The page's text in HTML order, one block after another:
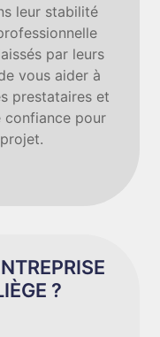
leur stabilité
par leurs
vous aider à
prestataires et
confiance pour
?